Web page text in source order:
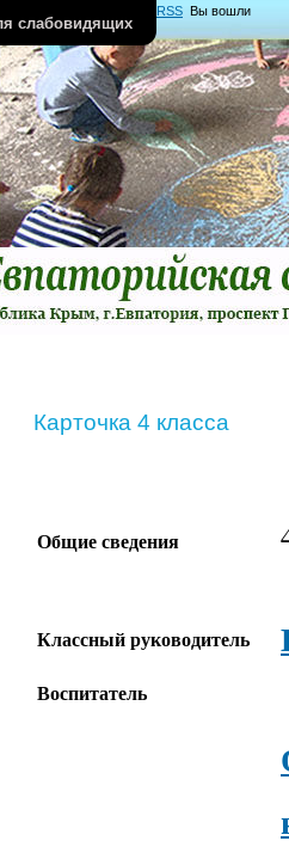
слабовидящих
RSS Вы вошли
Группа "Гости"
Карточка 4 класса
Общие сведения
Классный руководитель
Воспитатель